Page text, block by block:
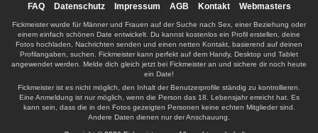
FAQ Datenschutz Impressum AGB Kontakt Webmasters
Fickmeister wurde für Männer und Frauen auf der Suche nach Sex, einer Beziehung oder
einem einfach schönen Date entwickelt. Du kannst kostenlos ein Profil erstellen, deine
Fotos hochladen, Nachrichten senden und einen netten Kontakt, basierend auf deinen
Profilangaben, suchen. Fickmeister kann perfekt auf dem Handy, Desktop und Tablet
angewendet werden. Melde dich gleich jetzt bei Fickmeister an und sichere dir noch heute
ein Date!
Fickmeister ist es nicht möglich, den Inhalt der Benutzerprofile ständig zu kontrollieren.
Eine Anmeldung ist nur möglich, wenn die Person das 18. Lebensjahr erreicht hat. Es
kann sein, dass die in den Fotos gezeigten Personen keine echten Mitglieder sind.
Andere Daten dienen nur der Anschauung.